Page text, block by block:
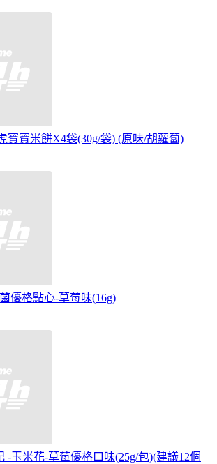
寶寶米餅X4袋(30g/袋) (原味/胡蘿蔔)
優格點心-草莓味(16g)
-玉米花-草莓優格口味(25g/包)(建議12個